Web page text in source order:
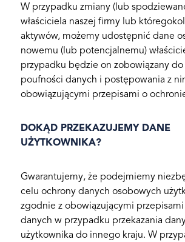
W przypadku zmiany (lub
właściciela naszej firmy lub
aktywów, możemy udostępnić dane
nowemu (lub potencjalnemu)
przypadku będzie on zobowiązany do
poufności danych i postępowania z
obowiązującymi przepisami o
DOKĄD PRZEKAZUJEMY DANE
UŻYTKOWNIKA?
Gwarantujemy, że podejmiemy
celu ochrony danych osobowych
zgodnie z obowiązującymi
danych w przypadku przekazania
użytkownika do innego kraju. W